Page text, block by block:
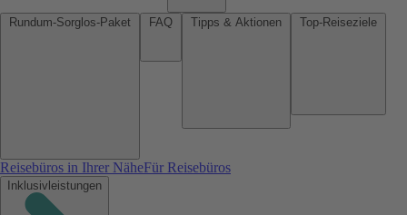
Reisebüros in Ihrer NäheFür Reisebüros
Inklusivleistungen